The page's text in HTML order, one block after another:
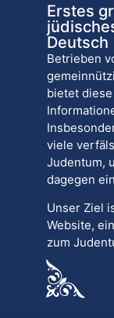
Erstes
Deutsch
Betrieben
bietet
viele
Judentum,
dagegen
Unser Ziel
Website,
zum